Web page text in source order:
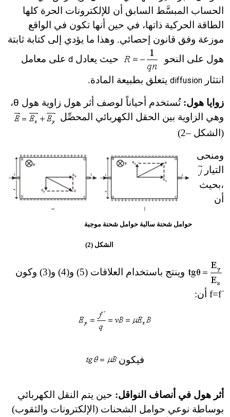
الحساب المبسَّط السابق أن للإلكترونات الحرة كلها
الطاقة الحركية ذاتها، في حين أنها تكون في الواقع
موزعة وفق قانون إحصائي. وهذا ما يؤدي إلى كتابة ثابتة
هول على النحو
حيث يعادل d على معامل
انتثار diffusion يتعلق بطبيعة المادة.
زوايا هول: تُستخدم أحياناً لوصف أثر هول زاوية هول θ،
وهي الزاوية بين الحقل الكهربائي المحصِّل
(الشكل –2)
حوامل شحنة سالبة حوامل شحنة موجبة
الشكل (2)
ومنحى
التيار
،بحيث
أن
وينتج باستخدام العلاقات (5) و(4) و(3) وكون
f=f أن:
فيكون
أثر هول في أنصاف النواقل: حين يتم النقل الكهربائي
بوساطة نوعي حوامل الشحنات (الإلكترونات والثقوب)